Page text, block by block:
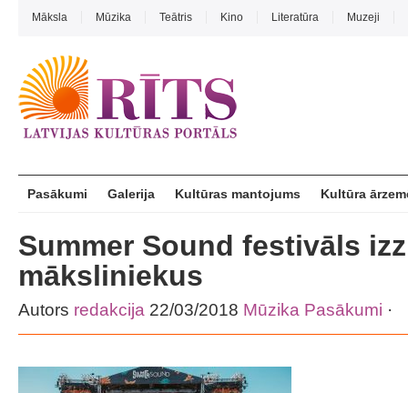
Māksla Mūzika Teātris Kino Literatūra Muzeji
Pasākumi Galerija Kultūras mantojums Kultūra
Summer Sound festivāls
māksliniekus
Autors redakcija 22/03/2018 Mūzika Pasākumi ·